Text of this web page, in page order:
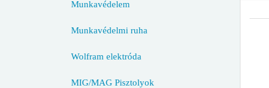
Munkavédelem
Munkavédelmi ruha
Wolfram elektróda
MIG/MAG Pisztolyok